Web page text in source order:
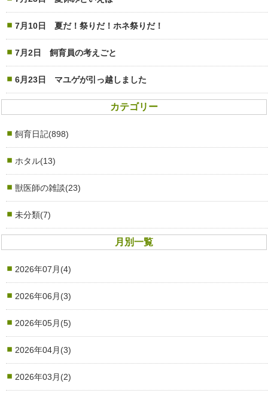
7月10日 夏だ！祭りだ！ホネ祭りだ！
7月2日 飼育員の考えごと
6月23日 マユゲが引っ越しました
カテゴリー
飼育日記(898)
ホタル(13)
獣医師の雑談(23)
未分類(7)
月別一覧
2026年07月(4)
2026年06月(3)
2026年05月(5)
2026年04月(3)
2026年03月(2)